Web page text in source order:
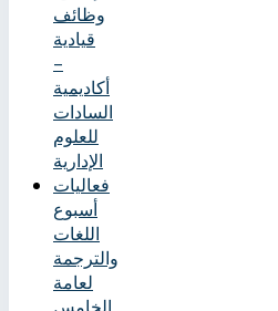
وظائف
قيادية
–
أكاديمية
السادات
للعلوم
الإدارية
فعاليات
أسبوع
اللغات
والترجمة
لعامة
الخامس